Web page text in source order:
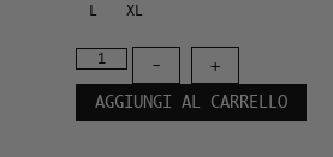
L XL
-
+
AGGIUNGI AL CARRELLO